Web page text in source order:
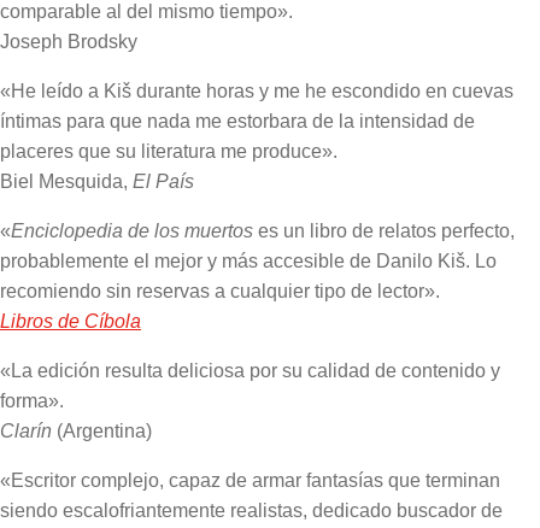
comparable al del mismo tiempo».
Joseph Brodsky
«He leído a Kiš durante horas y me he escondido en cuevas
íntimas para que nada me estorbara de la intensidad de
placeres que su literatura me produce».
Biel Mesquida, El País
«Enciclopedia de los muertos es un libro de relatos perfecto,
probablemente el mejor y más accesible de Danilo Kiš. Lo
recomiendo sin reservas a cualquier tipo de lector».
Libros de Cíbola
«La edición resulta deliciosa por su calidad de contenido y
forma».
Clarín (Argentina)
«Escritor complejo, capaz de armar fantasías que terminan
siendo escalofriantemente realistas, dedicado buscador de